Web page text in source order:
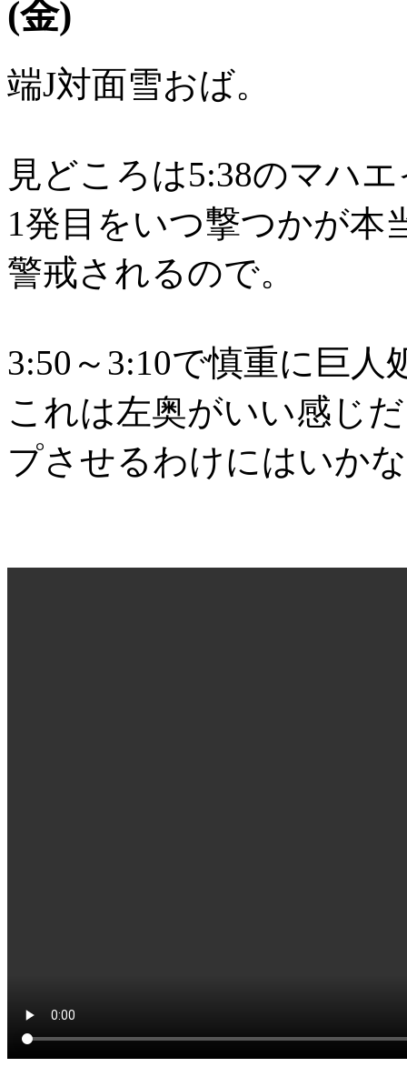
(金)
端J対面雪おば。
見どころは5:38のマハ
1発目をいつ撃つかが本
警戒されるので。
3:50～3:10で慎重に巨人
これは左奥がいい感じ
プさせるわけにはいか